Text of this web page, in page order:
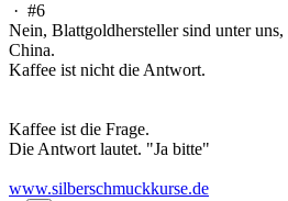
· #6
Nein, Blattgoldhersteller sind unter
China.
Kaffee ist nicht die Antwort.
Kaffee ist die Frage.
Die Antwort lautet. "Ja bitte"
www.silberschmuckkurse.de